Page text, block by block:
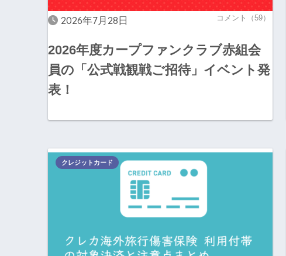
2026年7月28日 コメント（59）
2026年度カープファンクラブ赤組会
員の「公式戦観戦ご招待」イベント発
表！
クレジットカード